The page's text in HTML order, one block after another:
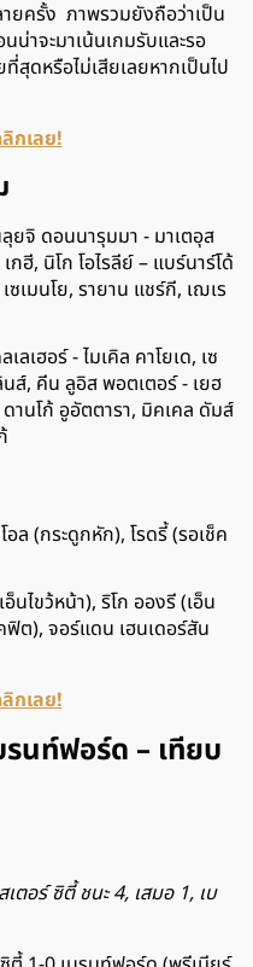
ยครั้ง ภาพรวมยังถือว่าเป็น
าจะมาเน้นเกมรับและรอ
สุดหรือไม่เสียเลยหากเป็นไป
กเลย!
ยจิ ดอนนารุมมา - มาเตอุส
กฮี, นิโก โอไรลีย์ – แบร์นาร์โด้
ซเมนโย, รายาน แชร์กี, เฌเร
เลเฮอร์ - ไมเคิล คาโยเด, เซ
นส์, คีน ลูอิส พอตเตอร์ - เยฮ
านโก้ อูอัตตารา, มิคเคล ดัมส์
อล (กระดูกหัก), โรดรี้ (รอเช็ค
นไขว้หน้า), ริโก อองรี (เอ็น
ฟิต), จอร์แดน เฮนเดอร์สัน
กเลย!
รนท์ฟอร์ด – เทียบ
ตอร์ ซิตี้ ชนะ 4, เสมอ 1, เบ